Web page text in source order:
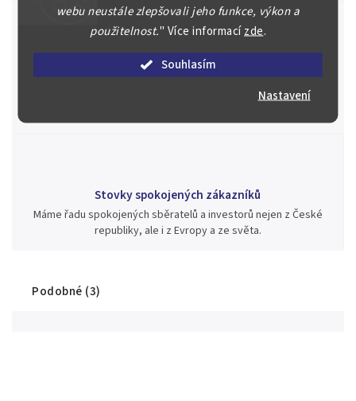
webu neustále zlepšovali jeho funkce, výkon a
použitelnost." Více informacízde.
Souhlasím
Nastavení
Jsme zde pro Vás nepřetržitě již od roku 2000
Během té doby jsme v našich aukcích prodali významné sbírky i
jednotlivé kusy unikátních mincí, bankovek, řádů a vyznamenání
Stovky spokojených zákazníků
Máme řadu spokojených sběratelů a investorů nejen z České
republiky, ale i z Evropy a ze světa.
Podobné (3)